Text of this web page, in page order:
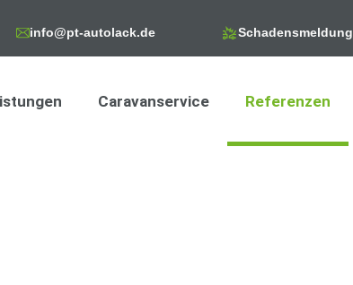
info@pt-autolack.de Schadensmeldung
Caravanservice Referenzen